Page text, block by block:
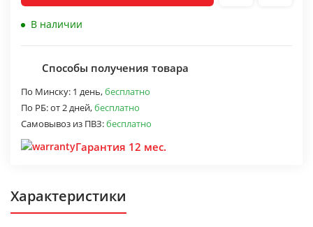
В наличии
Способы получения товара
По Минску: 1 день,бесплатно
По РБ:от 2 дней,бесплатно
Самовывоз из ПВЗ:бесплатно
Гарантия 12 мес.
Характеристики